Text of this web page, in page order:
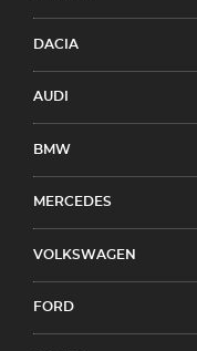
DACIA
AUDI
BMW
MERCEDES
VOLKSWAGEN
FORD